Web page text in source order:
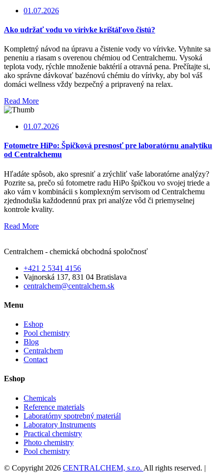
01.07.2026
Ako udržať vodu vo vírivke krištáľovo čistú?
Kompletný návod na úpravu a čistenie vody vo vírivke. Vyhnite sa
peneniu a riasam s overenou chémiou od Centralchemu. Vysoká
teplota vody, rýchle množenie baktérií a otravná pena. Prečítajte si,
ako správne dávkovať bazénovú chémiu do vírivky, aby bol váš
domáci wellness vždy bezpečný a pripravený na relax.
Read More
01.07.2026
Fotometre HiPo: Špičková presnosť pre laboratórnu analytiku
od Centralchemu
Hľadáte spôsob, ako spresniť a zrýchliť vaše laboratórne analýzy?
Pozrite sa, prečo sú fotometre radu HiPo špičkou vo svojej triede a
ako vám v kombinácii s komplexným servisom od Centralchemu
zjednodušia každodennú prax pri analýze vôd či priemyselnej
kontrole kvality.
Read More
Centralchem - chemická obchodná spoločnosť
+421 2 5341 4156
Vajnorská 137, 831 04 Bratislava
centralchem@centralchem.sk
Menu
Eshop
Pool chemistry
Blog
Centralchem
Contact
Eshop
Chemicals
Reference materials
Laboratórny spotrebný materiál
Laboratory Instruments
Practical chemistry
Photo chemistry
Pool chemistry
© Copyright 2026 CENTRALCHEM, s.r.o. All rights reserved. |